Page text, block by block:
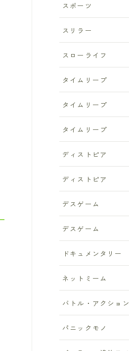
スポーツ
スリラー
スローライフ
タイムリープ
タイムリープ
タイムリープ
ディストピア
ディストピア
デスゲーム
デスゲーム
ドキュメンタリー
ネットミーム
バトル・アクション
パニックモノ